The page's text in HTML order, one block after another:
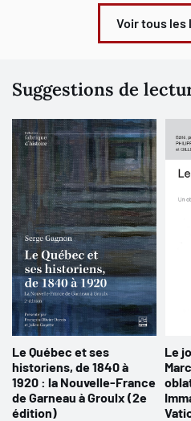
Voir tous les
Suggestions de
Le Québec et ses
historiens, de 1840 à
1920 : la Nouvelle-France
de Garneau à Groulx (2e
édition)
Le